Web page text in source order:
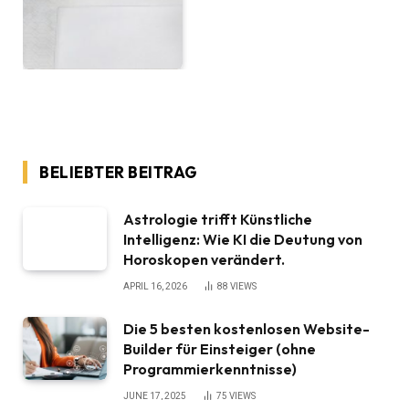
BELIEBTER BEITRAG
Astrologie trifft Künstliche
Intelligenz: Wie KI die Deutung von
Horoskopen verändert.
APRIL 16, 2026 88 VIEWS
Die 5 besten kostenlosen Website-
Builder für Einsteiger (ohne
Programmierkenntnisse)
JUNE 17, 2025 75 VIEWS